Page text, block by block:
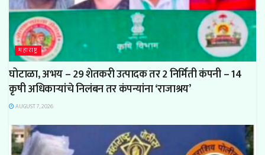
महाराष्ट्र
घोटाळा, अभय – 29 शेतकरी उत्पादक तर 2 निर्मिती कंपनी – 14
कृषी अधिकाऱ्यांचे निलंबन तर कंपन्यांना ‘राजाश्रय’
AUGUST 7, 2026